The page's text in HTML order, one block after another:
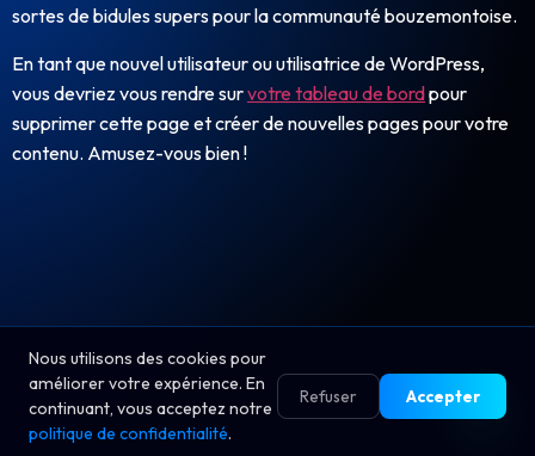
sortes de bidules supers pour la communauté bouzemontoise.
En tant que nouvel utilisateur ou utilisatrice de WordPress,
vous devriez vous rendre survotre tableau de bordpour
supprimer cette page et créer de nouvelles pages pour votre
contenu. Amusez-vous bien !
Nous utilisons des cookies pour
améliorer votre expérience. En
continuant, vous acceptez notre
politique de confidentialité.
Refuser Accepter